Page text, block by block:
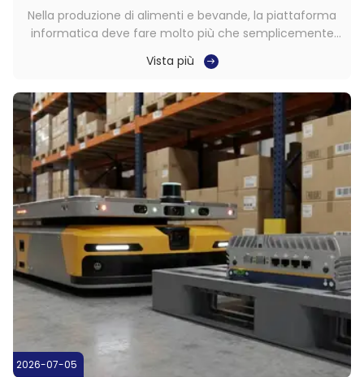
Nella produzione di alimenti e bevande, la piattaforma
informatica deve fare molto più che semplicemente
visualizzare informazioni. Deve funzionare in modo
affidabile in ambienti con processi puliti, supportare
continuo.Panel PC in acciaio ...
Vista più
2026-07-05